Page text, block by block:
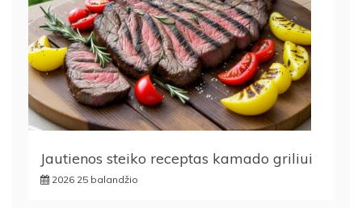
Jautienos steiko receptas kamado griliui
2026 25 balandžio